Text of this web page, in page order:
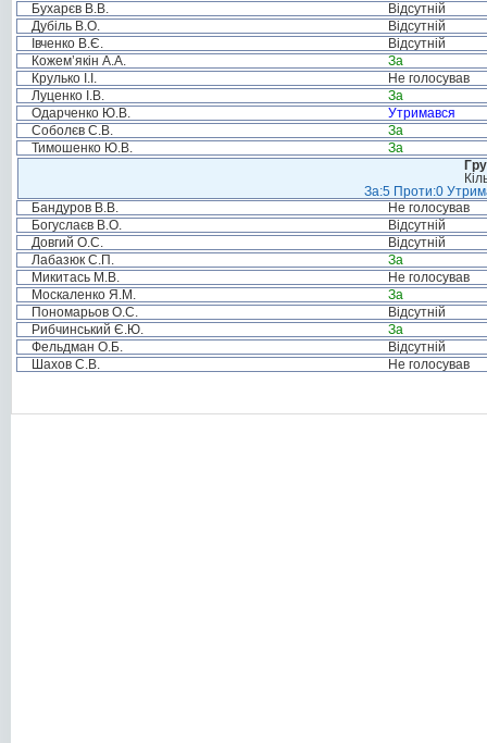
Бухарєв В.В.
Відсутній
Дубіль В.О.
Відсутній
Івченко В.Є.
Відсутній
Кожем’якін А.А.
За
Крулько І.І.
Не голосував
Луценко І.В.
За
Одарченко Ю.В.
Утримався
Соболєв С.В.
За
Тимошенко Ю.В.
За
За:5 Проти:0
Бандуров В.В.
Не голосував
Богуслаєв В.О.
Відсутній
Довгий О.С.
Відсутній
Лабазюк С.П.
За
Микитась М.В.
Не голосував
Москаленко Я.М.
За
Пономарьов О.С.
Відсутній
Рибчинський Є.Ю.
За
Фельдман О.Б.
Відсутній
Шахов С.В.
Не голосував